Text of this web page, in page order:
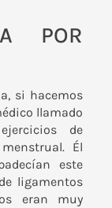
POR
si hacemos
llamado
de
Él
este
ligamentos
eran muy